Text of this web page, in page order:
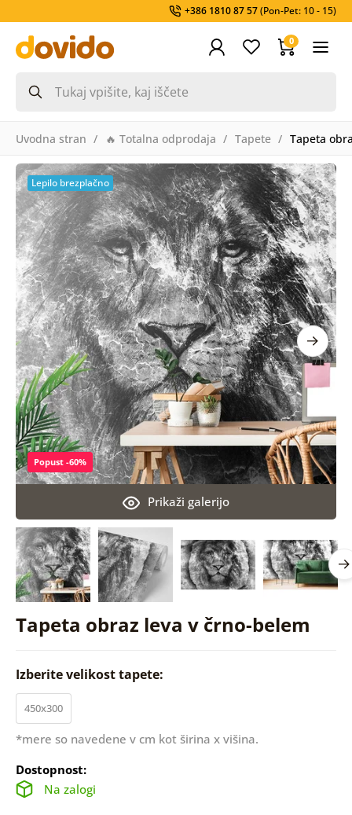
+386 1810 87 57(Pon-Pet: 10 - 15)
0
Uvodna stran 🔥 Totalna odprodaja Tapete Tapeta
Tapeta obraz leva v črno-belem
Prikaži galerijo
Popust -60%
Lepilo brezplačno
Izberite velikost tapete:
450x300
*mere so navedene v cm kot širina x višina.
Dostopnost:
Na zalogi